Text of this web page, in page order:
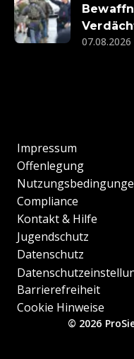
07.08.2026
Impressum
Offenlegung
Compliance
Kontakt & Hilfe
Jugendschutz
Datenschutz
Barrierefreiheit
Cookie Hinweise
© 2026